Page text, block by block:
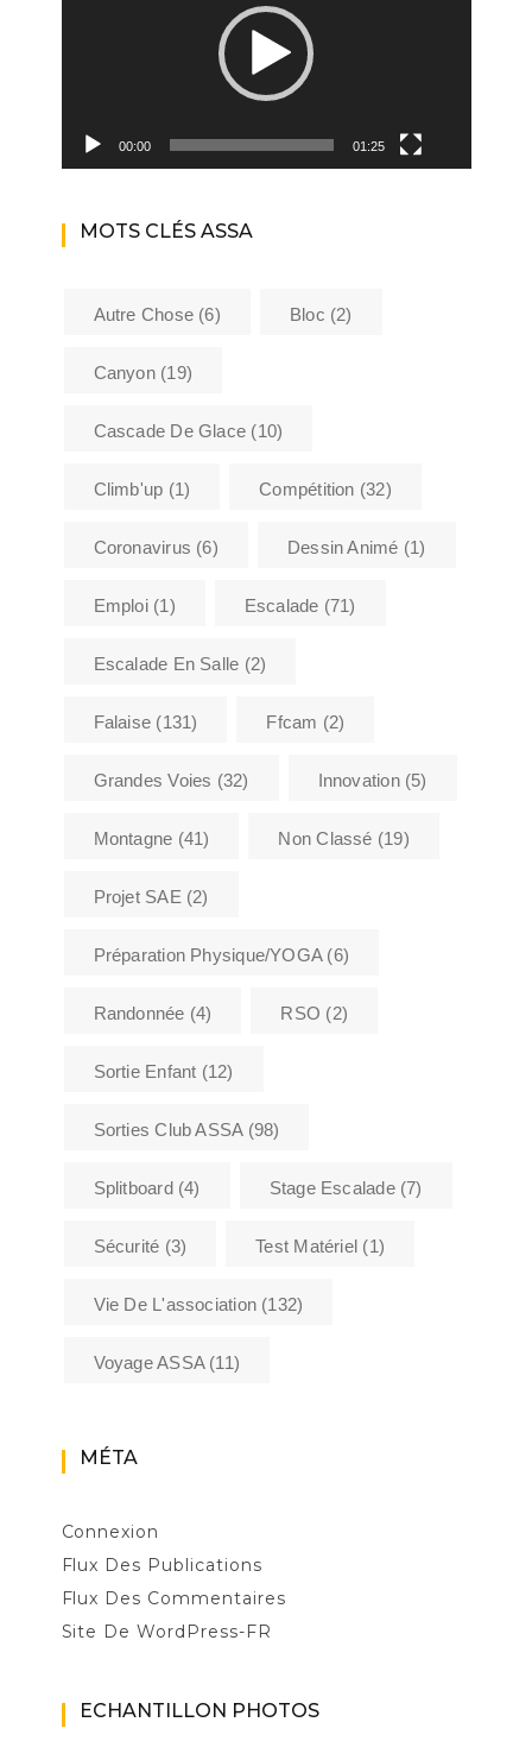
00:00 01:25
MOTS CLÉS ASSA
Autre Chose(6) Bloc (2)
Canyon(19)
Cascade De Glace (10)
Climb'up (1) Compétition (32)
Coronavirus (6) Dessin Animé (1)
Emploi(1) Escalade (71)
Escalade En Salle (2)
Falaise (131) Ffcam (2)
Grandes Voies (32) Innovation(5)
Montagne (41) Non Classé (19)
Projet SAE (2)
Préparation Physique/YOGA(6)
Randonnée (4) RSO (2)
Sortie Enfant (12)
Sorties Club ASSA(98)
Splitboard(4) Stage Escalade(7)
Sécurité (3) Test Matériel (1)
Vie De L'association (132)
Voyage ASSA(11)
MÉTA
Connexion
Flux Des Publications
Flux Des Commentaires
Site De WordPress-FR
ECHANTILLON PHOTOS